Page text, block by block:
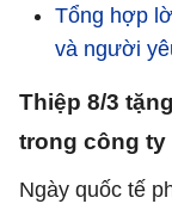
Tổng hợp
và người
Thiệp 8/3
trong công ty
Ngày quốc tế